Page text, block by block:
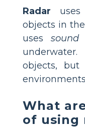
Radar uses
objects in
uses sound
objects,
What
of using